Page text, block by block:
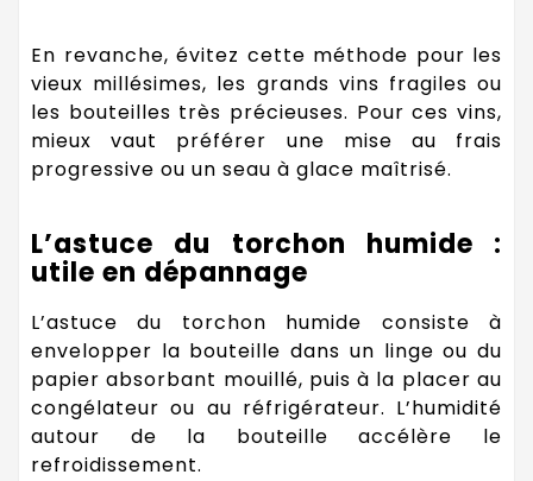
En revanche, évitez cette méthode pour les
vieux millésimes, les grands vins fragiles ou
les bouteilles très précieuses. Pour ces vins,
mieux vaut préférer une mise au frais
progressive ou un seau à glace maîtrisé.
L’astuce du torchon humide :
utile en dépannage
L’astuce du torchon humide consiste à
envelopper la bouteille dans un linge ou du
papier absorbant mouillé, puis à la placer au
congélateur ou au réfrigérateur. L’humidité
autour de la bouteille accélère le
refroidissement.